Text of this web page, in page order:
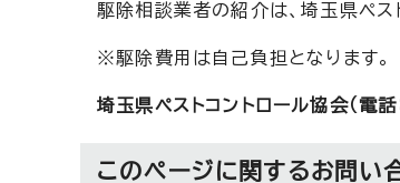
駆除相談業者の紹介は、埼玉県ペス
※駆除費用は自己負担となります。
埼玉県ペストコントロール協会（
このページに関するお問い